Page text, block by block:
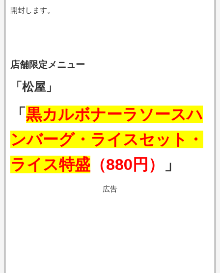
開封します。
店舗限定メニュー
「松屋」
「 黒カルボナーラソースハ
ンバーグ・ライスセット・
ライス特盛 （880円） 」
広告